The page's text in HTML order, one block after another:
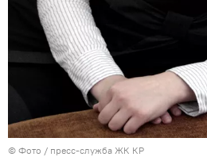
© Фото / пресс-служба ЖК КР